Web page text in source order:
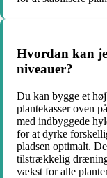
Hvordan kan
niveauer?
Du kan bygge et
plantekasser oven
med indbyggede
for at dyrke
pladsen optimalt.
tilstrækkelig
vækst for alle